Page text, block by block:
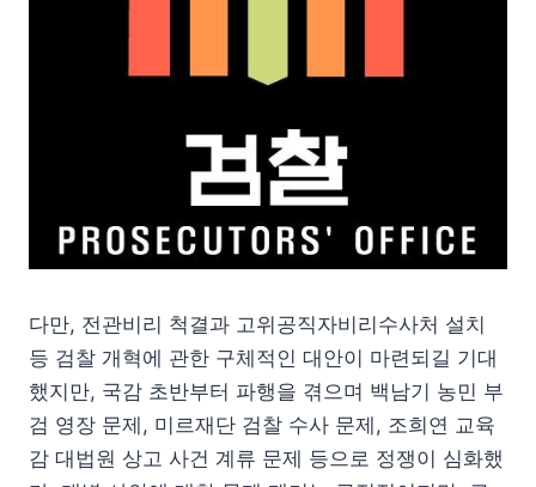
다만, 전관비리 척결과 고위공직자비리수사처 설치
등 검찰 개혁에 관한 구체적인 대안이 마련되길 기대
했지만, 국감 초반부터 파행을 겪으며 백남기 농민 부
검 영장 문제, 미르재단 검찰 수사 문제, 조희연 교육
감 대법원 상고 사건 계류 문제 등으로 정쟁이 심화했